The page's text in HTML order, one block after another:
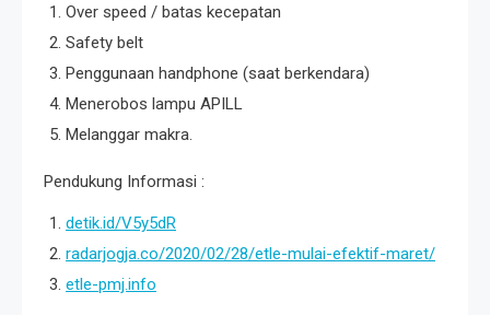
Over speed / batas kecepatan
Safety belt
Penggunaan handphone (saat berkendara)
Menerobos lampu APILL
Melanggar makra.
Pendukung Informasi :
detik.id/V5y5dR
radarjogja.co/2020/02/28/etle-mulai-efektif-maret/
etle-pmj.info